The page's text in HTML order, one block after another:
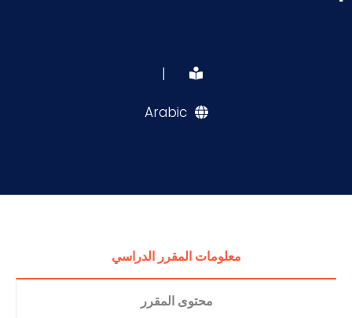
|
Arabic
معلومات المقرر الدراسي
محتوى المقرر